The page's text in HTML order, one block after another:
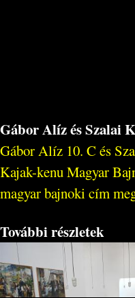
Gábor Alíz és Szalai
Gábor Alíz 10. C és
Kajak-kenu Magyar
magyar bajnoki cím
További részletek